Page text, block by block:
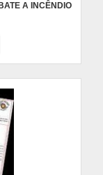
A INCÊNDIO